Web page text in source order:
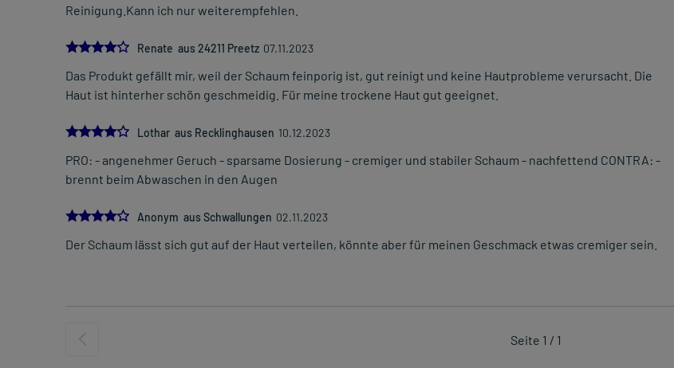
Reinigung.Kann ich nur weiterempfehlen.
4.0
Renate aus 24211 Preetz 07.11.2023
Das Produkt gefällt mir, weil der Schaum feinporig ist, gut reinigt und keine Hautprobleme verursacht. Die
Haut ist hinterher schön geschmeidig. Für meine trockene Haut gut geeignet.
4.0
Lothar aus Recklinghausen 10.12.2023
PRO: - angenehmer Geruch - sparsame Dosierung - cremiger und stabiler Schaum - nachfettend CONTRA: -
brennt beim Abwaschen in den Augen
4.0
Anonym aus Schwallungen 02.11.2023
Der Schaum lässt sich gut auf der Haut verteilen, könnte aber für meinen Geschmack etwas cremiger sein.
Seite 1 / 1